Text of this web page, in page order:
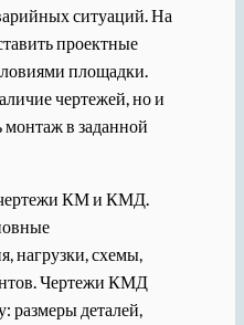
ситуаций. На
проектные
площадки.
чертежей, но и
в заданной
КМ и КМД.
нагрузки, схемы,
Чертежи КМД
размеры деталей,